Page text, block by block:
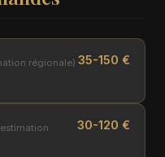
régionale) 35-150 €
30-120 €